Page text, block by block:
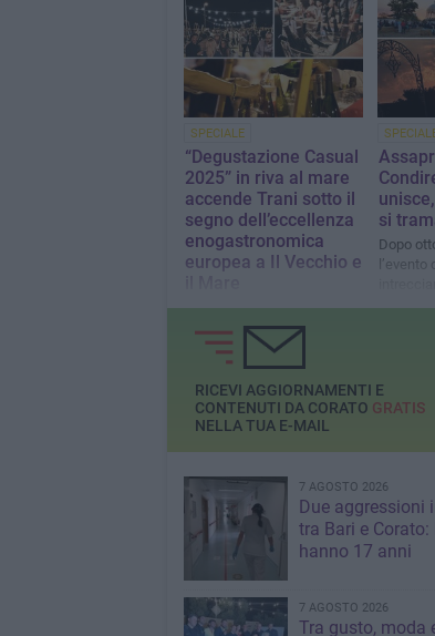
SPECIALE
“Degustazione Casual
2025” in riva al mare
accende Trani sotto il
segno dell’eccellenza
enogastronomica
europea a Il Vecchio e
La IX edizione della
kermesse vitivinicola
diventa presidio culturale
con più di 80 cantine da
tutta Europa e un’ospite
d’eccezione, Marzia
Varvaglione, presidente
si
Dopo
l’evento
RICEVI AGGIORNAMENTI E
CONTENUTI DA CORATO GRATIS
NELLA TUA E-MAIL
7 AGOSTO 2026
Due aggressioni
tra Bari e
hanno 17 anni
7 AGOSTO 2026
Tra gusto, moda